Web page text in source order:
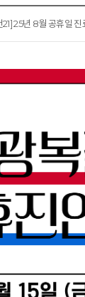
21] 25년 8월 공휴일 진